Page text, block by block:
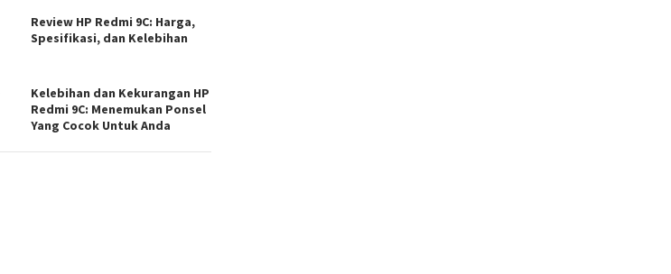
Review HP Redmi 9C: Harga,
Spesifikasi, dan Kelebihan
Kelebihan dan Kekurangan HP
Redmi 9C: Menemukan Ponsel
Yang Cocok Untuk Anda